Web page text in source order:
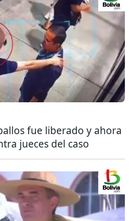
fue liberado y ahora
jueces del caso